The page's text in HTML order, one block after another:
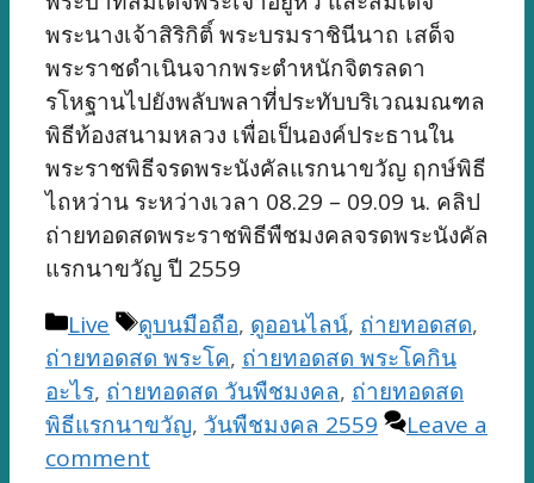
พระนางเจ้าสิริกิติ์ พระบรมราชินีนาถ เสด็จ
พระราชดำเนินจากพระตำหนักจิตรลดา
รโหฐานไปยังพลับพลาที่ประทับบริเวณมณฑล
พิธีท้องสนามหลวง เพื่อเป็นองค์ประธานใน
พระราชพิธีจรดพระนังคัลแรกนาขวัญ ฤกษ์พิธี
ไถหว่าน ระหว่างเวลา 08.29 – 09.09 น. คลิป
ถ่ายทอดสดพระราชพิธีพืชมงคลจรดพระนังคัล
แรกนาขวัญ ปี 2559
Categories
Live Tags
ดูบนมือถือ, ดูออนไลน์, ถ่ายทอดสด,
ถ่ายทอดสด พระโค, ถ่ายทอดสด พระโคกิน
อะไร, ถ่ายทอดสด วันพืชมงคล, ถ่ายทอดสด
พิธีแรกนาขวัญ, วันพืชมงคล 2559
Leave a
comment